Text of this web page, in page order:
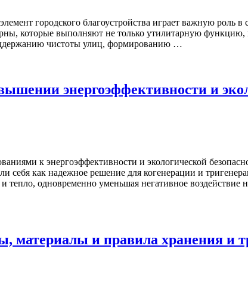
городского благоустройства играет важную роль
которые выполняют не только утилитарную
чистоты улиц, формированию …
энергоэффективности и
к энергоэффективности и экологической
себя как надежное решение для когенерации и
и тепло, одновременно уменьшая негативное
материалы и правила хранения и